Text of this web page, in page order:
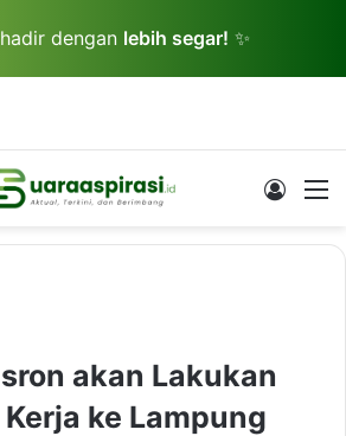
dengan lebih segar! ✨
Log In
akan Lakukan
ke Lampung